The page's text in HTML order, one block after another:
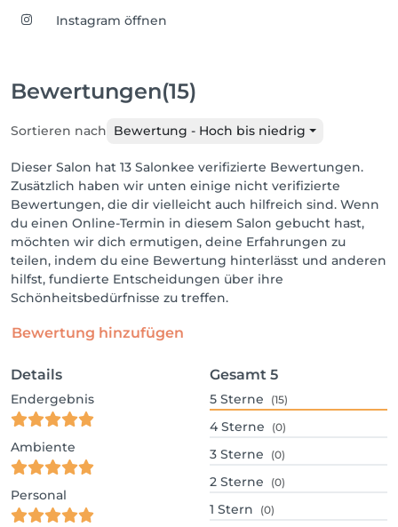
Instagram öffnen
Bewertungen(15)
Sortieren nach Bewertung - Hoch bis niedrig
Dieser Salon hat 13 Salonkee verifizierte Bewertungen.
Zusätzlich haben wir unten einige nicht verifizierte
Bewertungen, die dir vielleicht auch hilfreich sind. Wenn
du einen Online-Termin in diesem Salon gebucht hast,
möchten wir dich ermutigen, deine Erfahrungen zu
teilen, indem du eine Bewertung hinterlässt und anderen
hilfst, fundierte Entscheidungen über ihre
Schönheitsbedürfnisse zu treffen.
Bewertung hinzufügen
Details
Endergebnis
Ambiente
Personal
Gesamt 5
5 Sterne (15)
4 Sterne (0)
3 Sterne (0)
2 Sterne (0)
1 Stern (0)